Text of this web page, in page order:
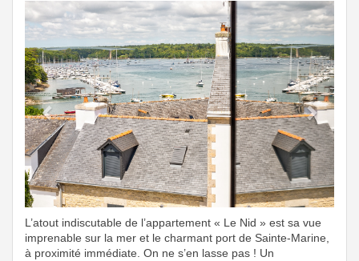
Previous Next
L’atout indiscutable de l’appartement « Le Nid » est sa vue
imprenable sur la mer et le charmant port de Sainte-Marine,
à proximité immédiate. On ne s’en lasse pas ! Un